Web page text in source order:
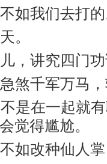
如我们去打
。
，讲究四门
煞千军万马
是在一起就
觉得尴尬。
如改种仙人